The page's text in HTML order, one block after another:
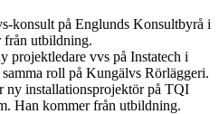
konsult på Englunds Konsultbyrå i
från utbildning.
projektledare vvs på Instatech i
roll på Kungälvs Rörläggeri.
ny installationsprojektör på TQI
Han kommer från utbildning.